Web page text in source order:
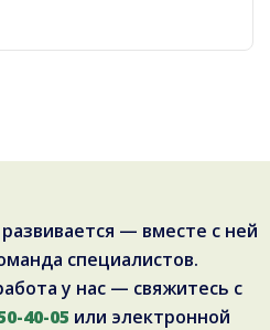
— вместе с ней
специалистов.
у нас — свяжитесь с
40-05 или электронной